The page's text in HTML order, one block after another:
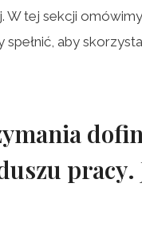
W tej sekcji
aby
pracy.